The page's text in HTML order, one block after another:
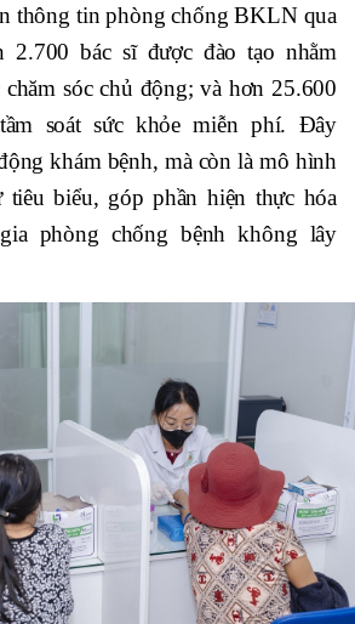
thông tin phòng chống BKLN qua
2.700 bác sĩ được đào tạo nhằm
sóc chủ động; và hơn 25.600
soát sức khỏe miễn phí. Đây
khám bệnh, mà còn là mô hình
biểu, góp phần hiện thực hóa
phòng chống bệnh không lây